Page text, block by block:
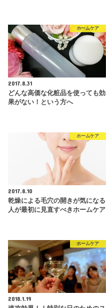
ホームケア
2017.8.31
どんな高価な化粧品を使っても効
果がない！という方へ
ホームケア
2017.8.10
乾燥による毛穴の開きが気になる
人が最初に見直すべきホームケア
ホームケア
2018.1.19